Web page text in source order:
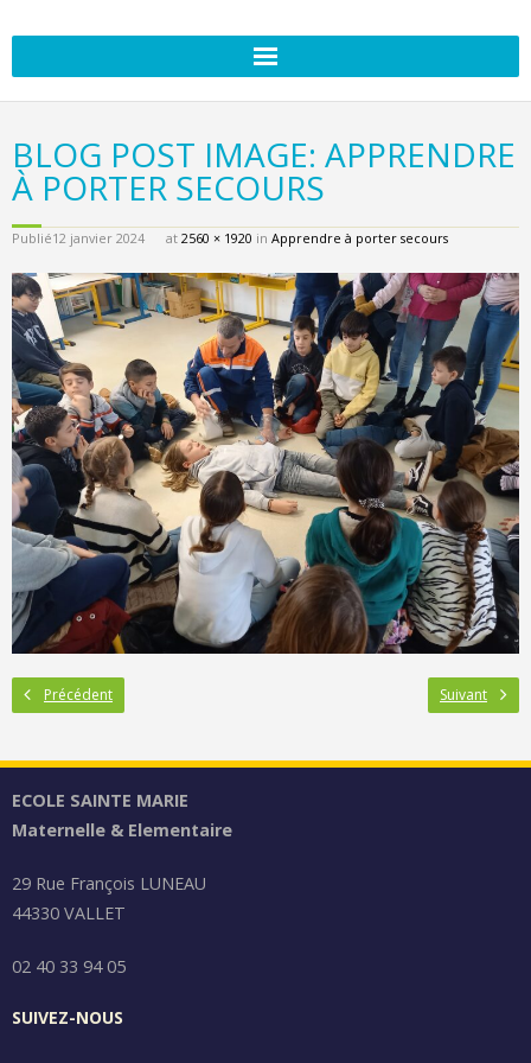
BLOG POST IMAGE: APPRENDRE
À PORTER SECOURS
Publié12 janvier 2024 at 2560 × 1920 in Apprendre à porter secours
Précédent Suivant
ECOLE SAINTE MARIE
Maternelle & Elementaire
29 Rue François LUNEAU
44330 VALLET
02 40 33 94 05
SUIVEZ-NOUS